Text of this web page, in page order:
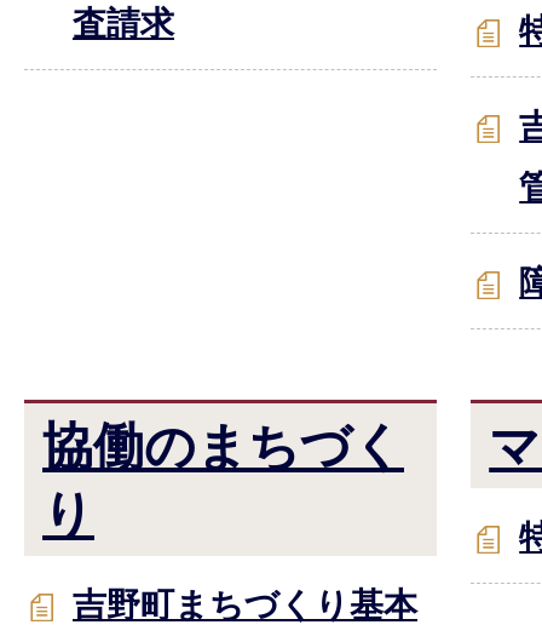
査請求
協働のまちづく
り
吉野町まちづくり基本